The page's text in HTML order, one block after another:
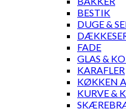
BESTIK
DUGE &
FADE
GLAS &
KARAFLER
KØKKEN
KURVE &